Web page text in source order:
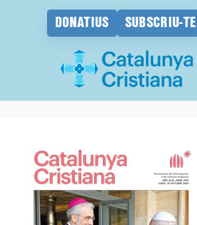
DONATIUS SUBSCRIU-TE
contingut